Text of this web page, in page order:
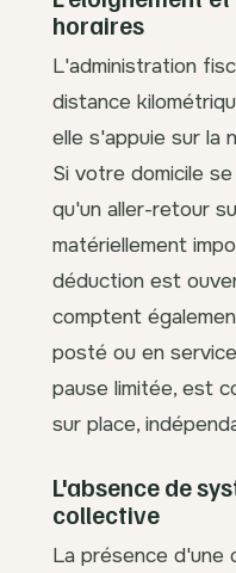
horaires
L'administration
distance
elle s'appuie sur la
Si votre domicile
qu'un aller-retour
matériellement
déduction est
comptent
posté ou en
pause limitée, est
sur place,
L'absence de
collective
La présence d'une